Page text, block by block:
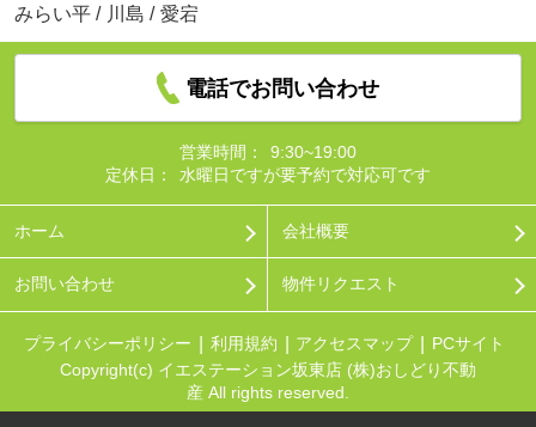
みらい平 / 川島 / 愛宕
電話でお問い合わせ
営業時間：
9:30~19:00
定休日：
水曜日ですが要予約で対応可です
ホーム 会社概要
お問い合わせ 物件リクエスト
プライバシーポリシー 利用規約 アクセスマップ
PCサイト
Copyright(c) イエステーション坂東店 (株)おしどり不動
産 All rights reserved.